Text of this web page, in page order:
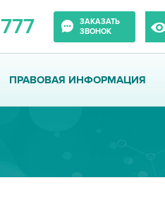
ЗАКАЗАТЬ
ЗВОНОК
ПРАВОВАЯ ИНФОРМАЦИЯ